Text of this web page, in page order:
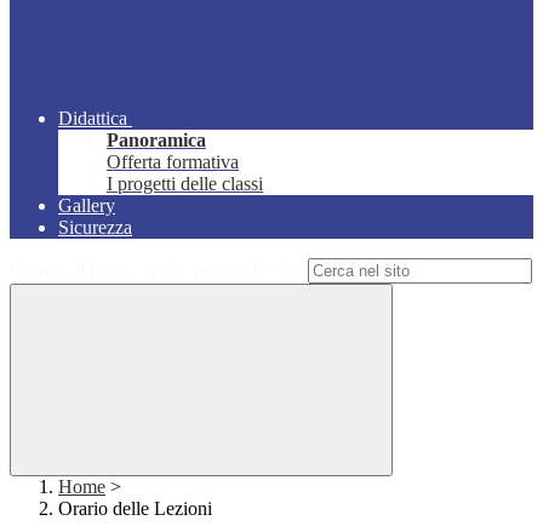
Didattica
Panoramica
Offerta formativa
I progetti delle classi
Gallery
Sicurezza
Home >
Orario delle Lezioni